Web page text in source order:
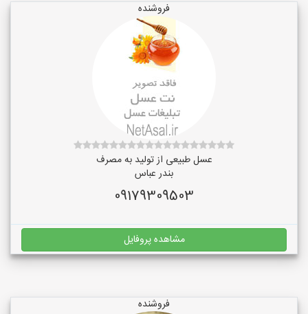
فروشنده
عسل طبیعی از تولید به مصرف
بندر عباس
09179309503
مشاهده پروفایل
فروشنده